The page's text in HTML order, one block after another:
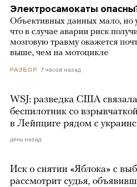
Электросамокаты
Объективных данных мало, но
что в случае аварии риск
мозговую травму окажется
выше, чем на мотоцикле
РАЗБОР 7 часов назад
WSJ: разведка США
беспилотник со
в Лейпциге рядом с
день назад
Иск о снятии «Яблока» с
рассмотрит судья,